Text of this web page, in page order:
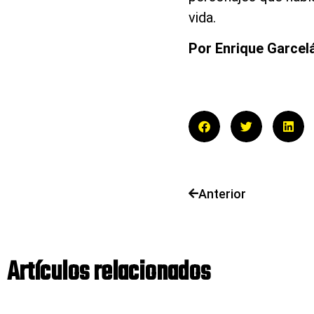
vida.
Por Enrique
Anterior
Artículos relacionados